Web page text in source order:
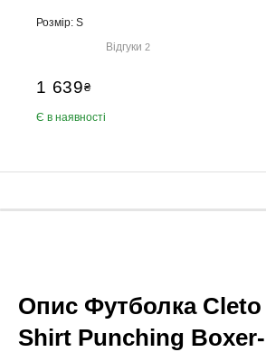
Розмір: S
Відгуки2
1 639₴
Є в наявності
Опис Футболка Cleto
Shirt Punching